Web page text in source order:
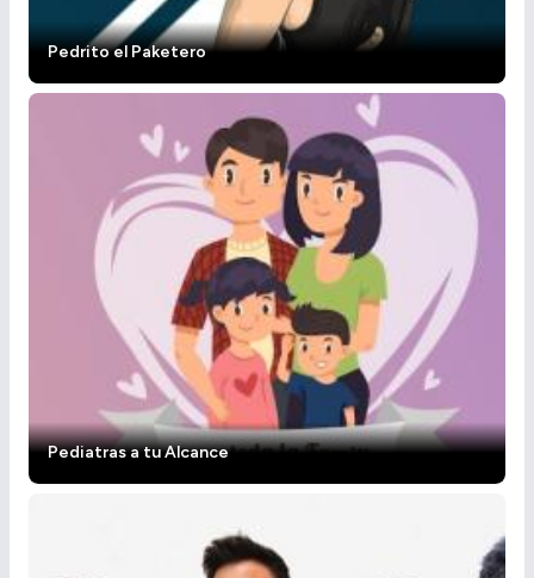
Pedrito el Paketero
Pediatras a tu Alcance